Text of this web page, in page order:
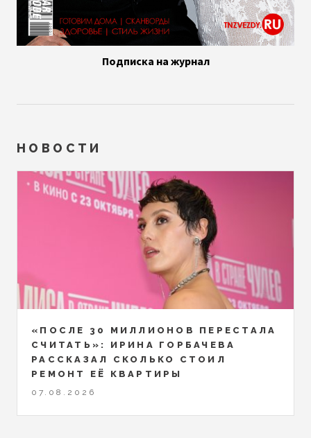
Подписка на журнал
НОВОСТИ
«ПОСЛЕ 30 МИЛЛИОНОВ ПЕРЕСТАЛА
СЧИТАТЬ»: ИРИНА ГОРБАЧЕВА
РАССКАЗАЛ СКОЛЬКО СТОИЛ
РЕМОНТ ЕЁ КВАРТИРЫ
07.08.2026